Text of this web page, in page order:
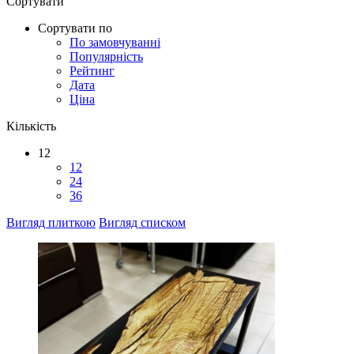
Сортувати по
По замовчуванні
Популярність
Рейтинг
Дата
Ціна
Кількість
12
12
24
36
Вигляд плиткою Вигляд списком